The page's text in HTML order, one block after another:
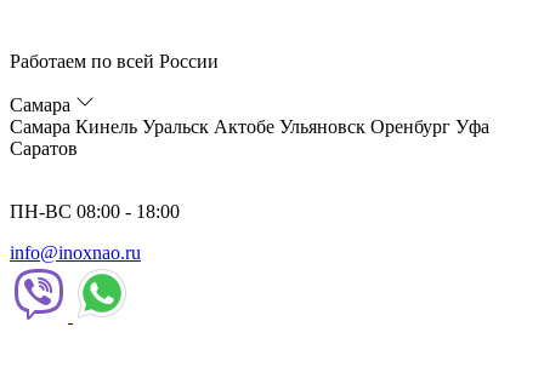
Работаем по всей России
Самара
Самара Кинель Уральск Актобе Ульяновск Оренбург Уфа
Саратов
ПН-ВС 08:00 - 18:00
info@inoxnao.ru